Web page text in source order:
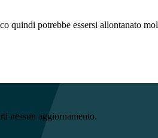
quindi potrebbe essersi allontanato
nessun aggiornamento.